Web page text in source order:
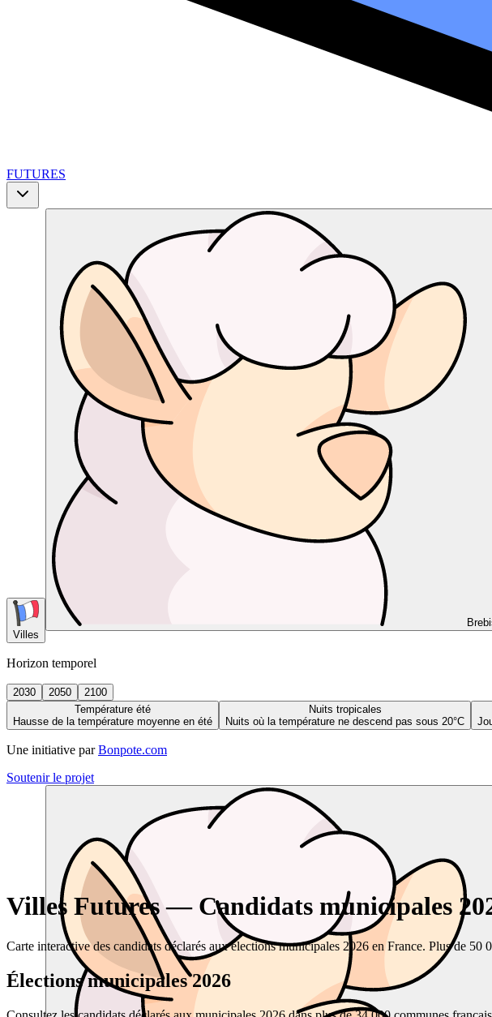
FUTURES
Villes
Horizon temporel
2030 2050
2100
Température été
Hausse de la température moyenne en été
Nuits tropicales
Nuits où la température ne descend pas sous 20°C
Une initiative par Bonpote.com
Soutenir le projet
Villes Futures — Candidats municipales
Carte interactive des candidats déclarés aux élections municipales 2026 en France. Plus de
Élections municipales 2026